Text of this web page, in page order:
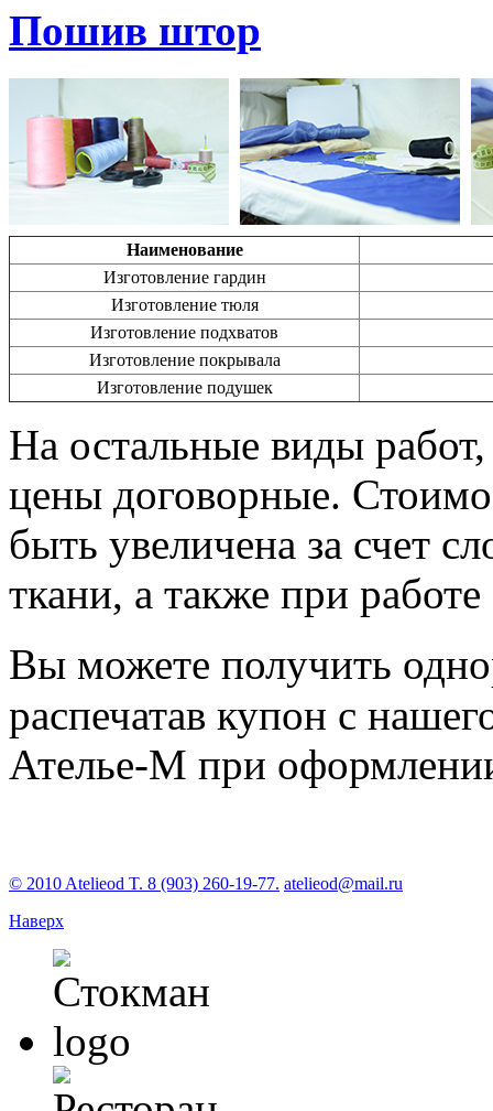
Пошив штор
Наименование
Изготовление гардин
Изготовление тюля
Изготовление подхватов
Изготовление покрывала
Изготовление подушек
На остальные виды
цены договорные.
быть увеличена за счет
ткани, а также при
Вы можете получить
распечатав купон с
Ателье-М при
© 2010 Atelieod T. 8 (903) 260-19-77. atelieod@mail.ru
Наверх